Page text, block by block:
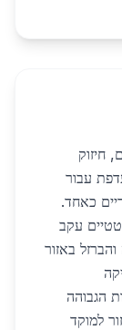
חיזוק
עבור
כאחד.
סטטיים עקב
באזור
הגבוהה
למוקד